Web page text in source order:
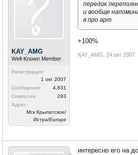
KAY_AMG
Well-Known Member
Регистрация:
1 окт 2007
Сообщения:
4,831
Симпатии:
293
Адрес:
Мск Крылатское/
Истра/Europe
передок
и вообще
я про арт
+100%
KAY_AMG 24 окт 2007
интересно его на